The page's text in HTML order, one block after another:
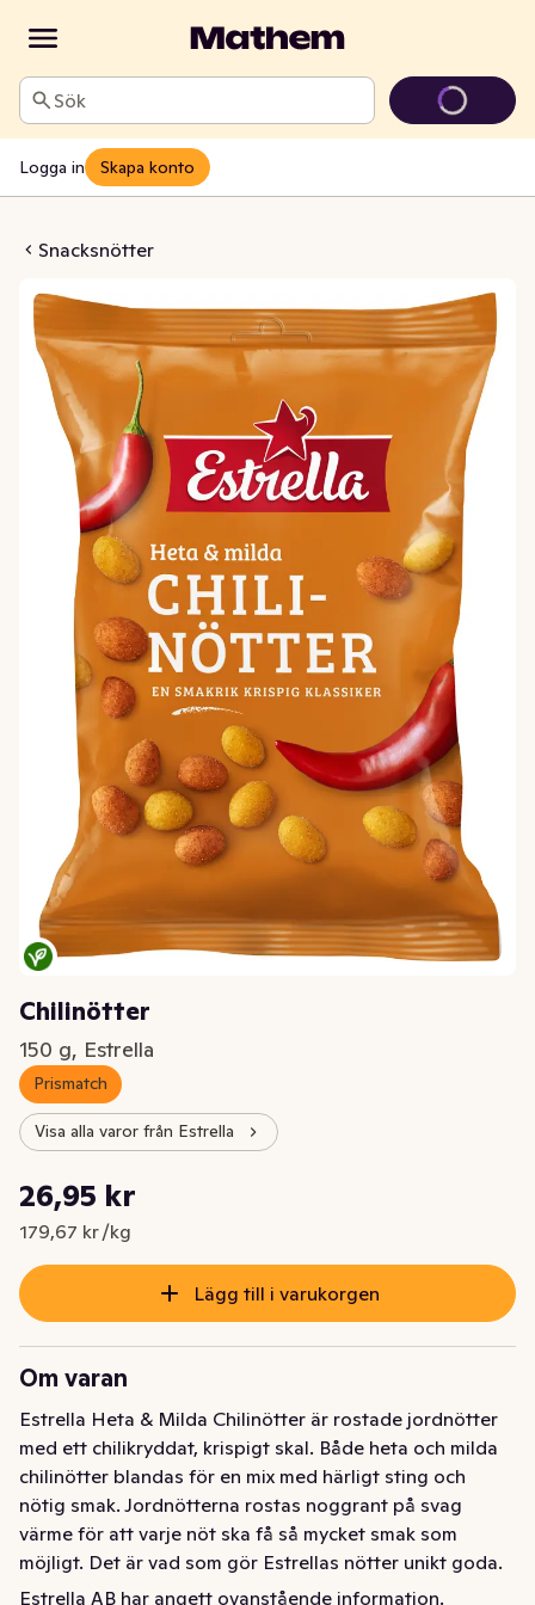
Sök
Logga in Skapa konto
Snacksnötter
Chilinötter
150 g, Estrella
Prismatch
Visa alla varor från Estrella
Nuvarande pris är: 26,95 kr
26,95 kr
179,67 kr /kg
Styckpris: 179,67 kr /kg
Lägg till i varukorgen
Om varan
Estrella Heta & Milda Chilinötter är rostade jordnötter
med ett chilikryddat, krispigt skal. Både heta och milda
chilinötter blandas för en mix med härligt sting och
nötig smak. Jordnötterna rostas noggrant på svag
värme för att varje nöt ska få så mycket smak som
möjligt. Det är vad som gör Estrellas nötter unikt goda.
Ett spicy helgmåste som passar extra bra till god dryck
Estrella AB har angett ovanstående information.